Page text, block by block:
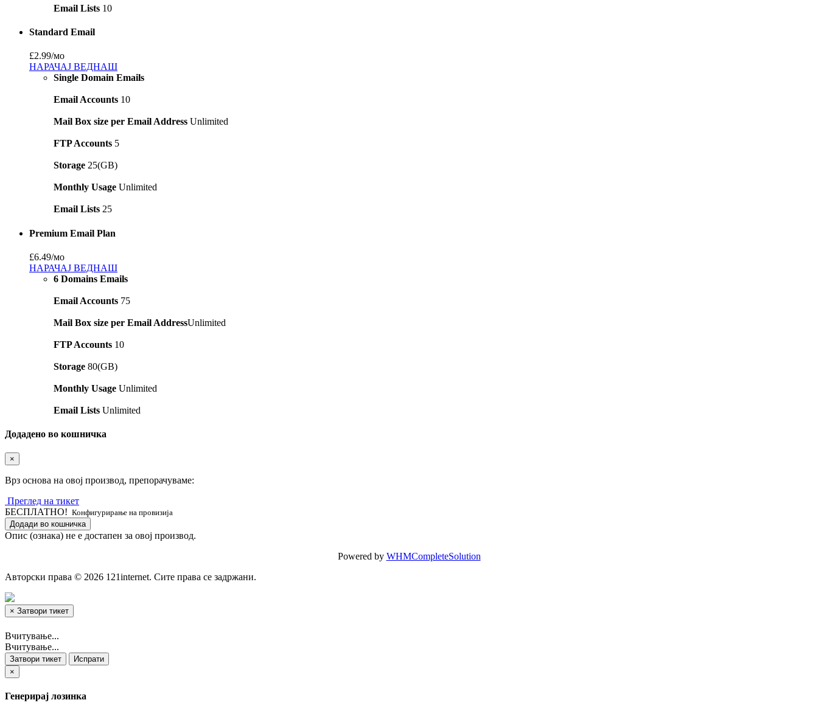
Email Lists 10
Standard Email
£2.99/мо
НАРАЧАЈ ВЕДНАШ
Single Domain Emails
Email Accounts 10
Mail Box size per Email Address Unlimited
FTP Accounts 5
Storage 25(GB)
Monthly Usage Unlimited
Email Lists 25
Premium Email Plan
£6.49/мо
НАРАЧАЈ ВЕДНАШ
6 Domains Emails
Email Accounts 75
Mail Box size per Email AddressUnlimited
FTP Accounts 10
Storage 80(GB)
Monthly Usage Unlimited
Email Lists Unlimited
Додадено во кошничка
×
Врз основа на овој производ, препорачуваме:
Преглед на тикет
БЕСПЛАТНО! Конфигурирање на провизија
Додади во кошничка
Опис (ознака) не е достапен за овој производ.
Powered by WHMCompleteSolution
Авторски права © 2026 121internet. Сите права се задржани.
× Затвори тикет
Вчитување...
Вчитување...
Затвори тикет
Испрати
×
Генерирај лозинка